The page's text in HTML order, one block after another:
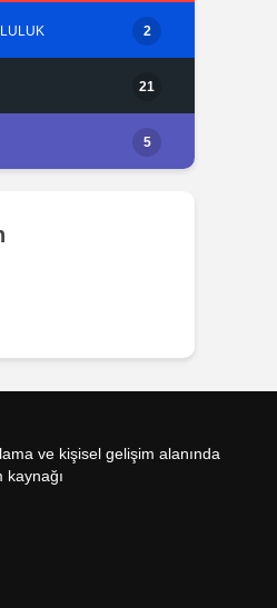
2
21
5
ve kişisel gelişim alanında
kaynağı